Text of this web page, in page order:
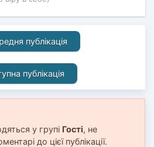
публікація
публікація
у групі Гості, не
до цієї публікації.